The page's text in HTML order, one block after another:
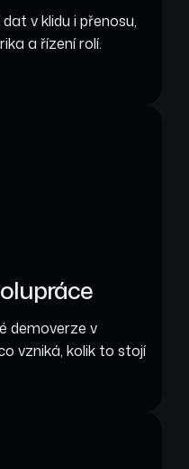
v klidu i přenosu,
a řízení rolí.
demoverze v
vzniká, kolik to stojí